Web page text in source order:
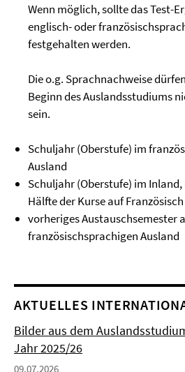
Wenn möglich, sollte das Test-
englisch- oder
festgehalten werden.
Die o.g. Sprachnachweise
Beginn des Auslandsstudiums
sein.
Schuljahr (Oberstufe) im
Ausland
Schuljahr (Oberstufe) im
Hälfte der Kurse auf
vorheriges Austauschsemester
französischsprachigen Ausland
AKTUELLES
Bilder aus dem
Jahr 2025/26
09.07.2026